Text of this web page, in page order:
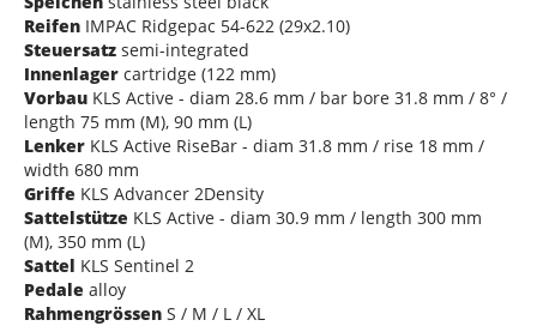
Reifen IMPAC Ridgepac 54-622 (29x2.10)
Steuersatz semi-integrated
Innenlager cartridge (122 mm)
Vorbau KLS Active - diam 28.6 mm / bar bore 31.8 mm / 8° /
length 75 mm (M), 90 mm (L)
Lenker KLS Active RiseBar - diam 31.8 mm / rise 18 mm /
width 680 mm
Griffe KLS Advancer 2Density
Sattelstütze KLS Active - diam 30.9 mm / length 300 mm
(M), 350 mm (L)
Sattel KLS Sentinel 2
Pedale alloy
Rahmengrössen S / M / L / XL